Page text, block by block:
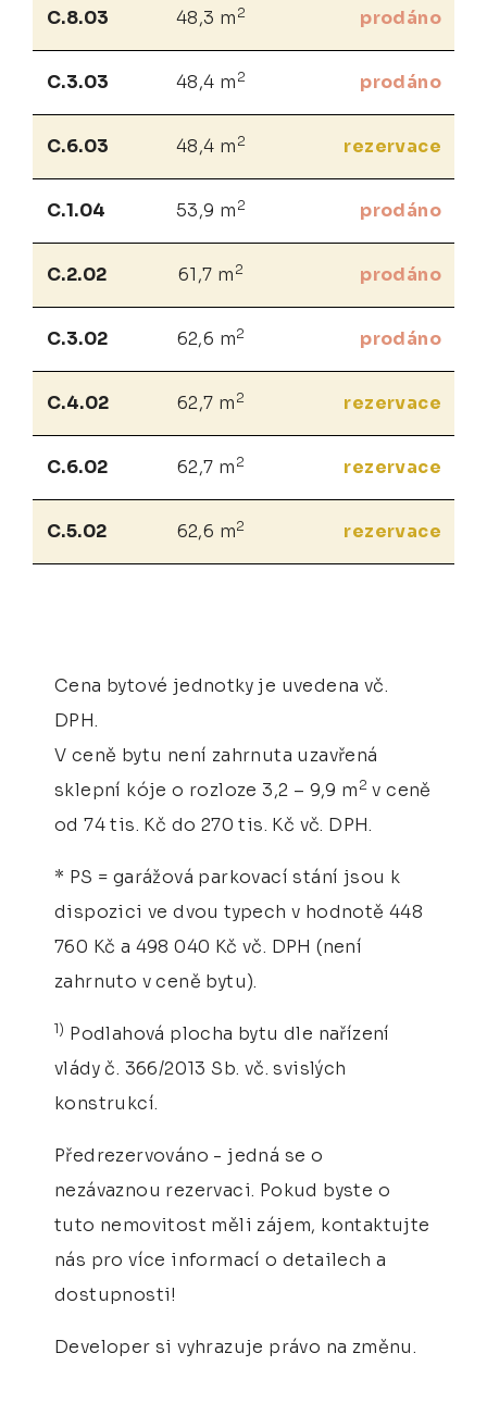
C.8.03 48,3 m 2 prodáno
C.3.03 48,4 m 2 prodáno
C.6.03 48,4 m 2 rezervace
C.1.04 53,9 m 2 prodáno
C.2.02 61,7 m 2 prodáno
C.3.02 62,6 m2 prodáno
C.4.02 62,7 m 2 rezervace
C.6.02 62,7 m 2 rezervace
C.5.02 62,6 m2 rezervace
Cena bytové jednotky je uvedena vč.
DPH.
V ceně bytu není zahrnuta uzavřená
sklepní kóje o rozloze 3,2 – 9,9 m 2 v ceně
od 74 tis. Kč do 270 tis. Kč vč. DPH.
* PS = garážová parkovací stání jsou k
dispozici ve dvou typech v hodnotě 448
760 Kč a 498 040 Kč vč. DPH (není
zahrnuto v ceně bytu).
1) Podlahová plocha bytu dle nařízení
vlády č. 366/2013 Sb. vč. svislých
konstrukcí.
Předrezervováno - jedná se o
nezávaznou rezervaci. Pokud byste o
tuto nemovitost měli zájem, kontaktujte
nás pro více informací o detailech a
dostupnosti!
Developer si vyhrazuje právo na změnu.